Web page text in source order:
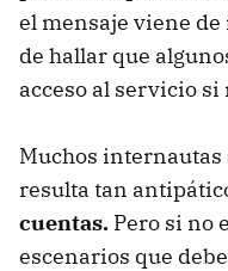
el mensaje viene
de hallar que
acceso al servicio
Muchos internautas
resulta tan
cuentas. Pero si no
escenarios que